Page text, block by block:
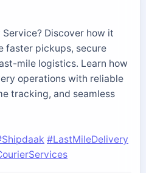
Discover how it
faster pickups, secure
mile logistics. Learn how
operations with reliable
tracking, and seamless
#LastMileDelivery